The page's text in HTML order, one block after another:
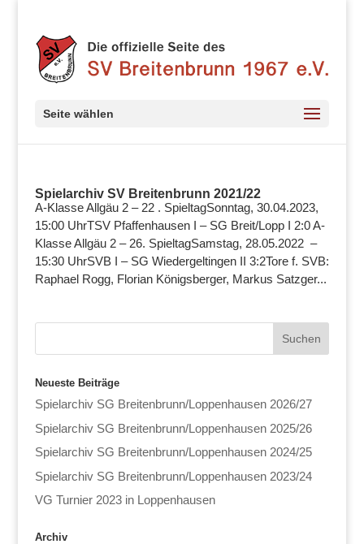
Seite wählen
Spielarchiv SV Breitenbrunn 2021/22
A-Klasse Allgäu 2 – 22 . SpieltagSonntag, 30.04.2023,
15:00 UhrTSV Pfaffenhausen I – SG Breit/Lopp I 2:0 A-
Klasse Allgäu 2 – 26. SpieltagSamstag, 28.05.2022 –
15:30 UhrSVB I – SG Wiedergeltingen II 3:2Tore f. SVB:
Raphael Rogg, Florian Königsberger, Markus Satzger...
Neueste Beiträge
Spielarchiv SG Breitenbrunn/Loppenhausen 2026/27
Spielarchiv SG Breitenbrunn/Loppenhausen 2025/26
Spielarchiv SG Breitenbrunn/Loppenhausen 2024/25
Spielarchiv SG Breitenbrunn/Loppenhausen 2023/24
VG Turnier 2023 in Loppenhausen
Archiv